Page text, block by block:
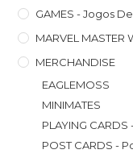
GAMES - Jogos
MARVEL MASTER
MERCHANDISE
EAGLEMOSS
MINIMATES
PLAYING
POST CARDS -